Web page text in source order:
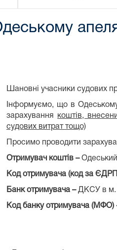
Шановні учасники судових
Інформуємо, що в
зарахування коштів,
судових витрат тощо)
Просимо проводити
Отримувач коштів –
Код отримувача (код за
Банк отримувача – ДКСУ в м.
Код банку отримувача (МФО)